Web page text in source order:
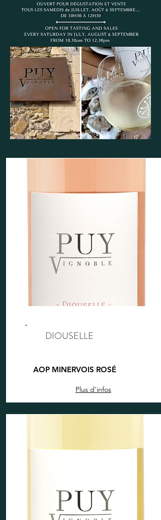
DIOUSELLE
AOP MINERVOIS ROSÉ
Plus d'infos